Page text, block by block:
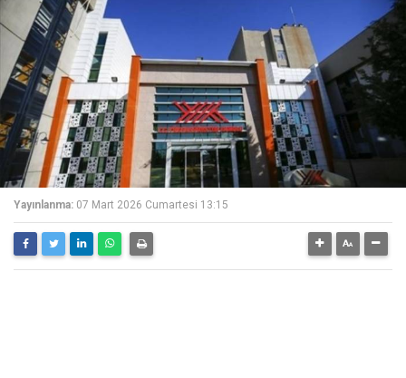
Yayınlanma: 07 Mart 2026 Cumartesi 13:15